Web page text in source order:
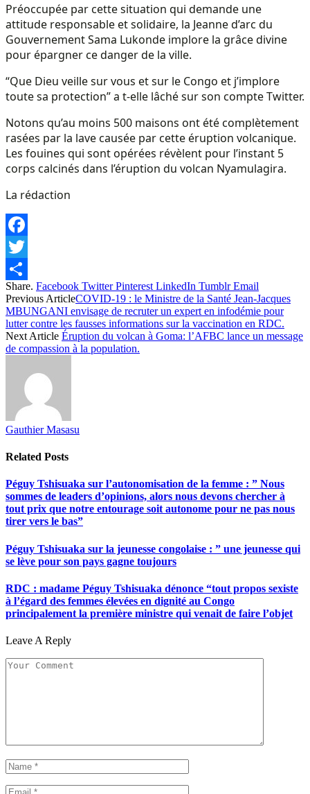
Préoccupée par cette situation qui demande une
attitude responsable et solidaire, la Jeanne d’arc du
Gouvernement Sama Lukonde implore la grâce divine
pour épargner ce danger de la ville.
“Que Dieu veille sur vous et sur le Congo et j’implore
toute sa protection” a t-elle lâché sur son compte Twitter.
Notons qu’au moins 500 maisons ont été complètement
rasées par la lave causée par cette éruption volcanique.
Les fouines qui sont opérées révèlent pour l’instant 5
corps calcinés dans l’éruption du volcan Nyamulagira.
La rédaction
Facebook
Twitter
Share
Share. Facebook Twitter Pinterest LinkedIn Tumblr Email
Previous ArticleCOVID-19 : le Ministre de la Santé Jean-Jacques
MBUNGANI envisage de recruter un expert en infodémie pour
lutter contre les fausses informations sur la vaccination en RDC.
Next Article Éruption du volcan à Goma: l’AFBC lance un message
de compassion à la population.
Gauthier Masasu
Related Posts
Péguy Tshisuaka sur l’autonomisation de la femme : ” Nous
sommes de leaders d’opinions, alors nous devons chercher à
tout prix que notre entourage soit autonome pour ne pas nous
tirer vers le bas”
Péguy Tshisuaka sur la jeunesse congolaise : ” une jeunesse qui
se lève pour son pays gagne toujours
RDC : madame Péguy Tshisuaka dénonce “tout propos sexiste
à l’égard des femmes élevées en dignité au Congo
principalement la première ministre qui venait de faire l’objet
Leave A Reply